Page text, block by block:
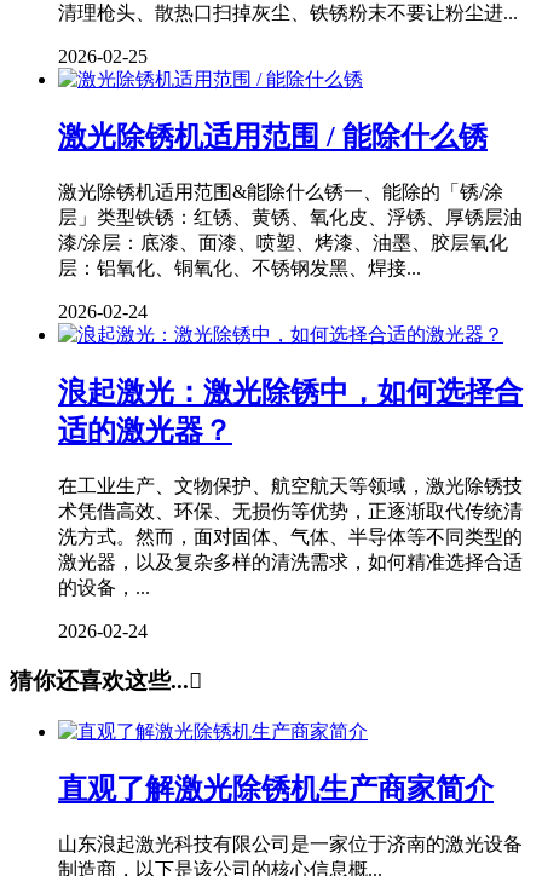
清理枪头、散热口扫掉灰尘、铁锈粉末不要让粉尘进...
2026-02-25
激光除锈机适用范围 / 能除什么锈
激光除锈机适用范围&能除什么锈一、能除的「锈/涂
层」类型铁锈：红锈、黄锈、氧化皮、浮锈、厚锈层油
漆/涂层：底漆、面漆、喷塑、烤漆、油墨、胶层氧化
层：铝氧化、铜氧化、不锈钢发黑、焊接...
2026-02-24
浪起激光：激光除锈中，如何选择合
适的激光器？
在工业生产、文物保护、航空航天等领域，激光除锈技
术凭借高效、环保、无损伤等优势，正逐渐取代传统清
洗方式。然而，面对固体、气体、半导体等不同类型的
激光器，以及复杂多样的清洗需求，如何精准选择合适
的设备，...
2026-02-24
猜你还喜欢这些...
直观了解激光除锈机生产商家简介
山东浪起激光科技有限公司是一家位于济南的激光设备
制造商，以下是该公司的核心信息概...